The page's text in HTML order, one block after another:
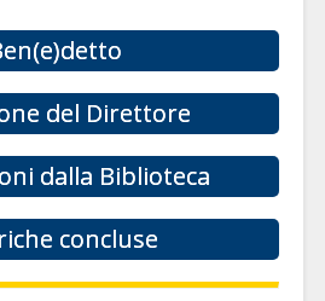
del Direttore
dalla Biblioteca
concluse